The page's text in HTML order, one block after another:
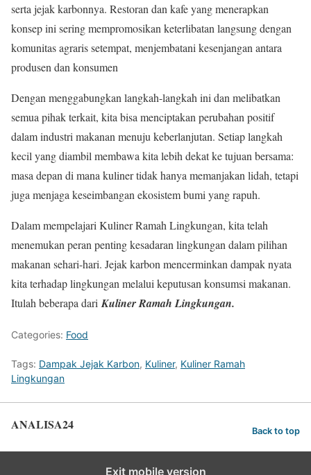
serta jejak karbonnya. Restoran dan kafe yang menerapkan
konsep ini sering mempromosikan keterlibatan langsung dengan
komunitas agraris setempat, menjembatani kesenjangan antara
produsen dan konsumen
Dengan menggabungkan langkah-langkah ini dan melibatkan
semua pihak terkait, kita bisa menciptakan perubahan positif
dalam industri makanan menuju keberlanjutan. Setiap langkah
kecil yang diambil membawa kita lebih dekat ke tujuan bersama:
masa depan di mana kuliner tidak hanya memanjakan lidah, tetapi
juga menjaga keseimbangan ekosistem bumi yang rapuh.
Dalam mempelajari Kuliner Ramah Lingkungan, kita telah
menemukan peran penting kesadaran lingkungan dalam pilihan
makanan sehari-hari. Jejak karbon mencerminkan dampak nyata
kita terhadap lingkungan melalui keputusan konsumsi makanan.
Itulah beberapa dari Kuliner Ramah Lingkungan.
Categories: Food
Tags: Dampak Jejak Karbon, Kuliner, Kuliner Ramah
Lingkungan
ANALISA24 Back to top
Exit mobile version